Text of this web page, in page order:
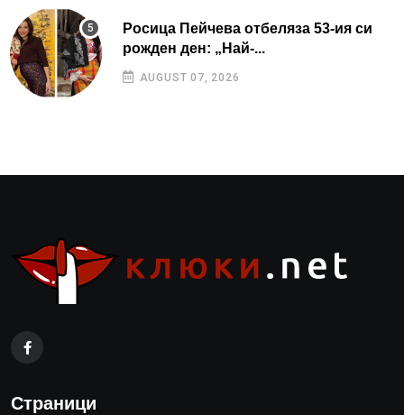
Росица Пейчева отбеляза 53-ия си
рожден ден: „Най-...
AUGUST 07, 2026
Страници